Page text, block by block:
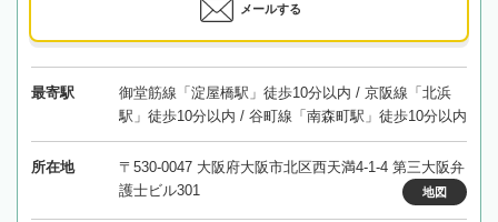
メールする
最寄駅
御堂筋線「淀屋橋駅」徒歩10分以内 / 京阪線「北浜
駅」徒歩10分以内 / 谷町線「南森町駅」徒歩10分以内
所在地
〒530-0047 大阪府大阪市北区西天満4-1-4 第三大阪弁
護士ビル301
地図